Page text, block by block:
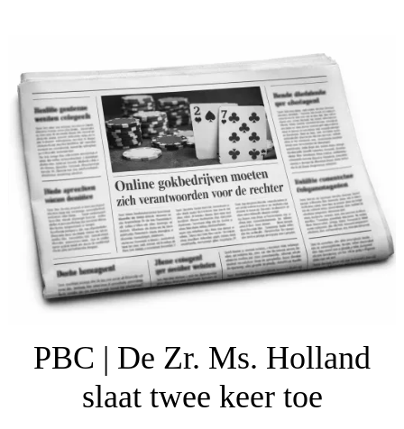
PBC | De Zr. Ms. Holland
slaat twee keer toe